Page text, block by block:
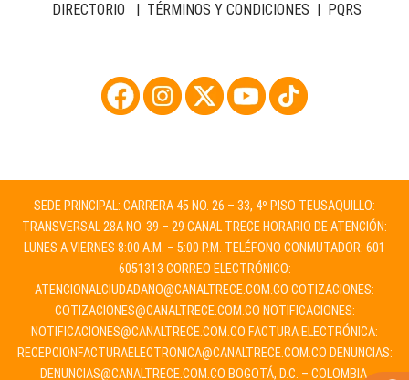
DIRECTORIO | TÉRMINOS Y CONDICIONES | PQRS
SEDE PRINCIPAL: CARRERA 45 NO. 26 – 33, 4º PISO TEUSAQUILLO:
TRANSVERSAL 28A NO. 39 – 29 CANAL TRECE HORARIO DE ATENCIÓN:
LUNES A VIERNES 8:00 A.M. – 5:00 P.M. TELÉFONO CONMUTADOR: 601
6051313 CORREO ELECTRÓNICO:
ATENCIONALCIUDADANO@CANALTRECE.COM.CO COTIZACIONES:
COTIZACIONES@CANALTRECE.COM.CO NOTIFICACIONES:
NOTIFICACIONES@CANALTRECE.COM.CO FACTURA ELECTRÓNICA:
RECEPCIONFACTURAELECTRONICA@CANALTRECE.COM.CO DENUNCIAS:
DENUNCIAS@CANALTRECE.COM.CO BOGOTÁ, D.C. – COLOMBIA.